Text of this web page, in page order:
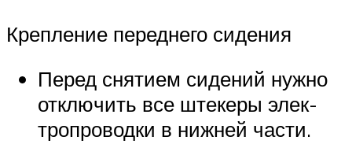
Креп­ле­ние перед­не­го сидения
Перед сня­ти­ем сиде­ний нуж­но
отклю­чить все ште­ке­ры элек­
тро­про­вод­ки в ниж­ней части.